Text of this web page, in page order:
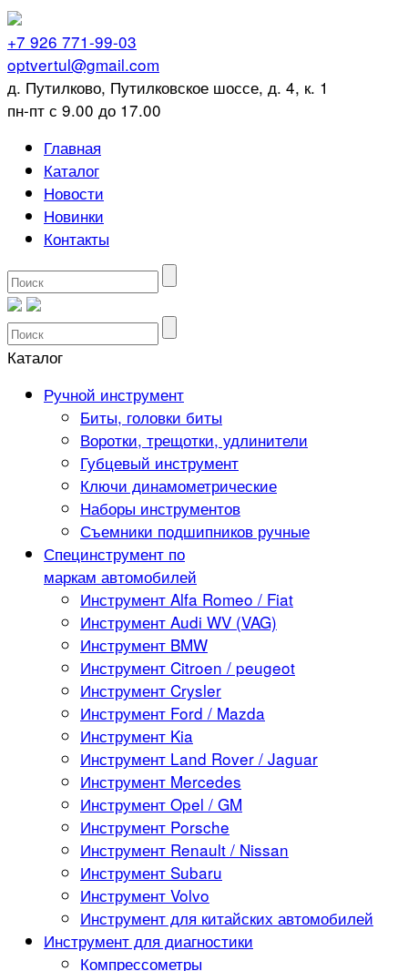
+7 926 771-99-03
optvertul@gmail.com
д. Путилково, Путилковское шоссе, д. 4, к. 1
пн-пт с 9.00 до 17.00
Главная
Каталог
Новости
Новинки
Контакты
Каталог
Ручной инструмент
Биты, головки биты
Воротки, трещотки, удлинители
Губцевый инструмент
Ключи динамометрические
Наборы инструментов
Съемники подшипников ручные
Специнструмент по
маркам автомобилей
Инструмент Alfa Romeo / Fiat
Инструмент Audi WV (VAG)
Инструмент BMW
Инструмент Citroen / peugeot
Инструмент Crysler
Инструмент Ford / Mazda
Инструмент Kia
Инструмент Land Rover / Jaguar
Инструмент Mercedes
Инструмент Opel / GM
Инструмент Porsche
Инструмент Renault / Nissan
Инструмент Subaru
Инструмент Volvo
Инструмент для китайских автомобилей
Инструмент для диагностики
Компрессометры